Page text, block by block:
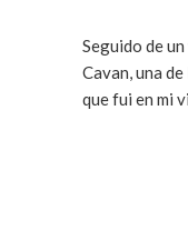
Seguido de
Cavan, una
que fui en mi